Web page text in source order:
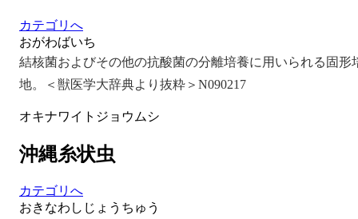
カテゴリへ
おがわばいち
結核菌およびその他の抗酸菌の分離培養に用いられる固形
地。＜獣医学大辞典より抜粋＞N090217
オキナワイトジョウムシ
沖縄糸状虫
カテゴリへ
おきなわしじょうちゅう